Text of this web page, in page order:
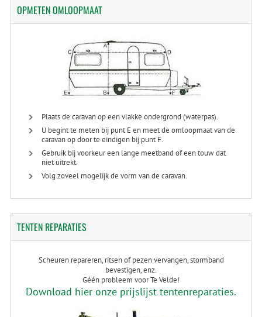
OPMETENOMLOOPMAAT
Plaats de caravan op een vlakke ondergrond (waterpas).
U begint te meten bij punt E en meet de omloopmaat van de
caravan op door te eindigen bij punt F.
Gebruik bij voorkeur een lange meetband of een touw dat
niet uitrekt.
Volg zoveel mogelijk de vorm van de caravan.
TENTENREPARATIES
Scheuren repareren, ritsen of pezen vervangen, stormband
bevestigen, enz.
Géén probleem voor Te Velde!
Download hier onze prijslijst tentenreparaties.